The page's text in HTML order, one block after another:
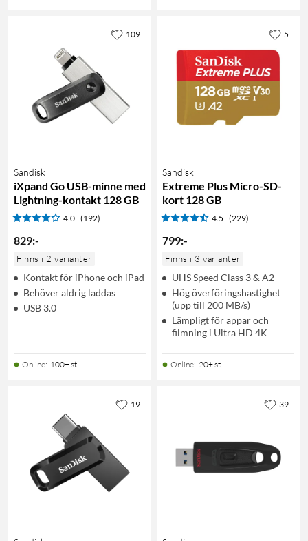
Sandisk
iXpand Go USB-minne med
Lightning-kontakt 128 GB
4.0 (192)
829:-
Finns i 2 varianter
Kontakt för iPhone och iPad
Behöver aldrig laddas
USB 3.0
Online: 100+ st
109
Sandisk
Extreme Plus Micro-SD-
kort 128 GB
4.5 (229)
799:-
Finns i 3 varianter
UHS Speed Class 3 & A2
Hög överföringshastighet
(upp till 200 MB/s)
Lämpligt för appar och
filmning i Ultra HD 4K
Online: 20+ st
5
19 39